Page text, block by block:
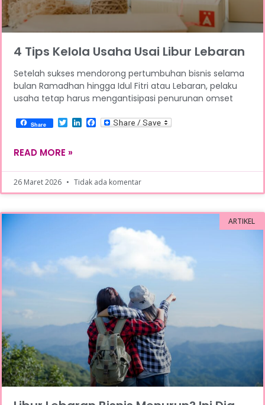
4 Tips Kelola Usaha Usai Libur Lebaran
Setelah sukses mendorong pertumbuhan bisnis selama
bulan Ramadhan hingga Idul Fitri atau Lebaran, pelaku
usaha tetap harus mengantisipasi penurunan omset
Share TwitterLinkedIn
Facebook
READ MORE »
26 Maret 2026 Tidak ada komentar
ARTIKEL